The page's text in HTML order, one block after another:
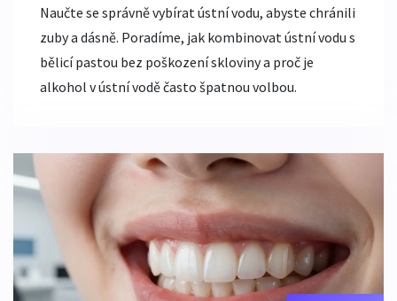
Naučte se správně vybírat ústní vodu, abyste chránili
zuby a dásně. Poradíme, jak kombinovat ústní vodu s
bělicí pastou bez poškození skloviny a proč je
alkohol v ústní vodě často špatnou volbou.